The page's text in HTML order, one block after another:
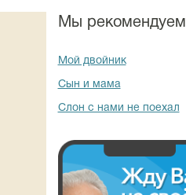
Мы рекомендуем
Мой двойник
Сын и мама
Слон с нами не поехал